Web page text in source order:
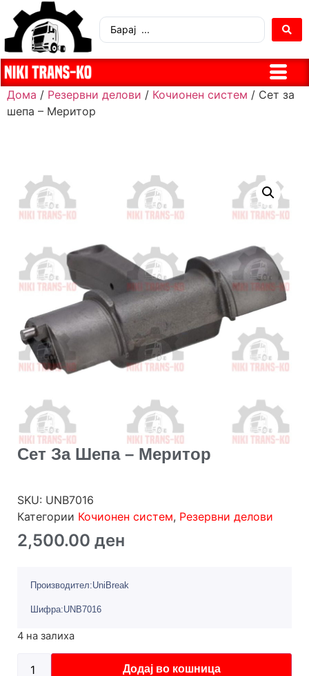
Дома / Резервни делови / Кочионен систем / Сет за
шепа – Меритор
Сет За Шепа – Меритор
SKU: UNB7016
Категории Кочионен систем, Резервни делови
2,500.00 ден
Производител:UniBreak
Шифра:UNB7016
4 на залиха
Додај во кошница